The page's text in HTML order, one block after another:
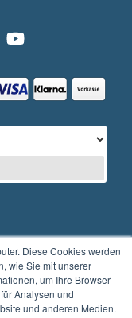
Diese Cookies werden
wie Sie mit unserer
um Ihre Browser-
Analysen und
und anderen Medien.